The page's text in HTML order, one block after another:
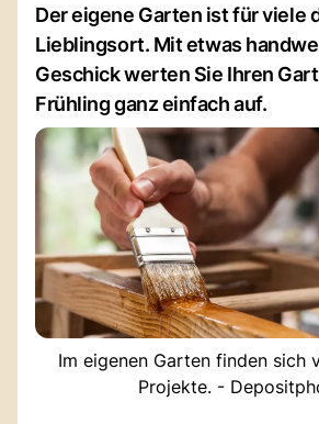
Der eigene Garten ist für viele
Lieblingsort. Mit etwas
Geschick werten Sie Ihren
Frühling ganz einfach auf.
Im eigenen Garten finden sich
Projekte. -